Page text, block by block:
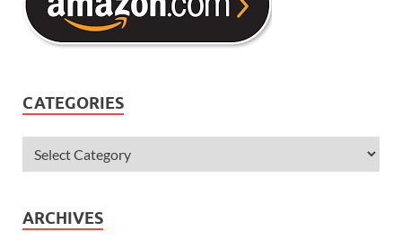
CATEGORIES
ARCHIVES